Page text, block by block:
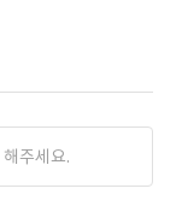
해주세요.